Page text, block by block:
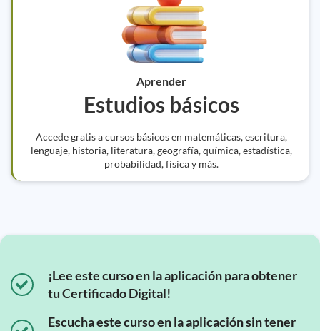
Aprender
Estudios básicos
Accede gratis a cursos básicos en matemáticas, escritura,
lenguaje, historia, literatura, geografía, química, estadística,
probabilidad, física y más.
¡Lee este curso en la aplicación para obtener
tu Certificado Digital!
Escucha este curso en la aplicación sin tener